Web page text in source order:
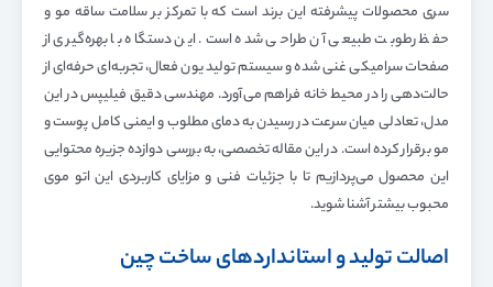
سری محصولات پیشرفته این برند است که با تمرکز بر سلامت ساقه مو و
حفظ رطوبت طبیعی آن طراحی شده است. این دستگاه با بهره‌گیری از
صفحات سرامیکی غنی شده و سیستم تولید یون فعال، تجربه‌ای حرفه‌ای از
حالت‌دهی را در محیط خانه فراهم می‌آورد. مهندسی دقیق فیلیپس در این
مدل، تعادلی میان سرعت در رسیدن به دمای مطلوب و ایمنی کامل پوست و
مو برقرار کرده است. در این مقاله تخصصی، به بررسی دوازده جزیره محتوایی
این محصول می‌پردازیم تا با جزئیات فنی و مزایای کاربردی این اتو موی
محبوب بیشتر آشنا شوید.
اصالت تولید و استانداردهای ساخت چین